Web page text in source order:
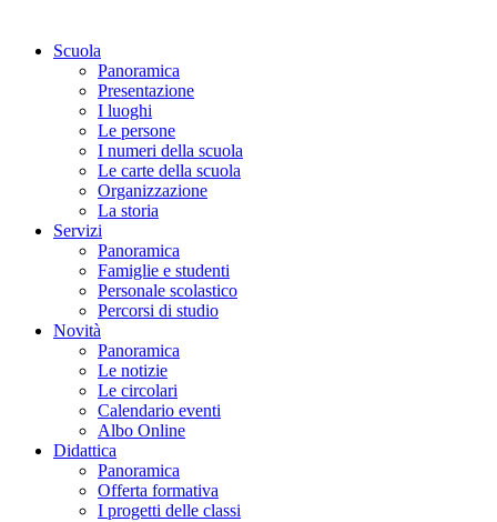
Scuola
Panoramica
Presentazione
I luoghi
Le persone
I numeri della scuola
Le carte della scuola
Organizzazione
La storia
Servizi
Panoramica
Famiglie e studenti
Personale scolastico
Percorsi di studio
Novità
Panoramica
Le notizie
Le circolari
Calendario eventi
Albo Online
Didattica
Panoramica
Offerta formativa
I progetti delle classi